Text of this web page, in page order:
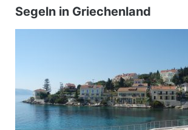
Segeln in Griechenland